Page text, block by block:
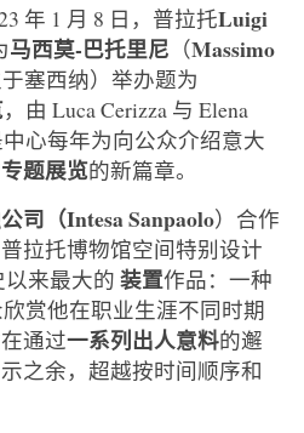
年 1 月 8 日，普拉托Luigi
马西莫-巴托里尼 （Massimo
塞西纳）举办题为
，由 Luca Cerizza 与 Elena
心每年为向公众介绍意大
专题展览的新篇章。
司（Intesa Sanpaolo）合作
拉托博物馆空间特别设计
来最大的 装置作品：一种
赏他在职业生涯不同时期
通过一系列出人意料的邂
之余，超越按时间顺序和